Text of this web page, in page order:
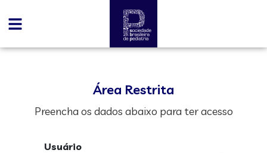
Área Restrita
Preencha os dados abaixo para ter acesso
Usuário